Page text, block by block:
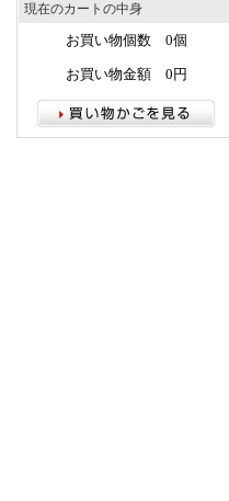
現在のカートの中身
お買い物個数 0個
お買い物金額 0円